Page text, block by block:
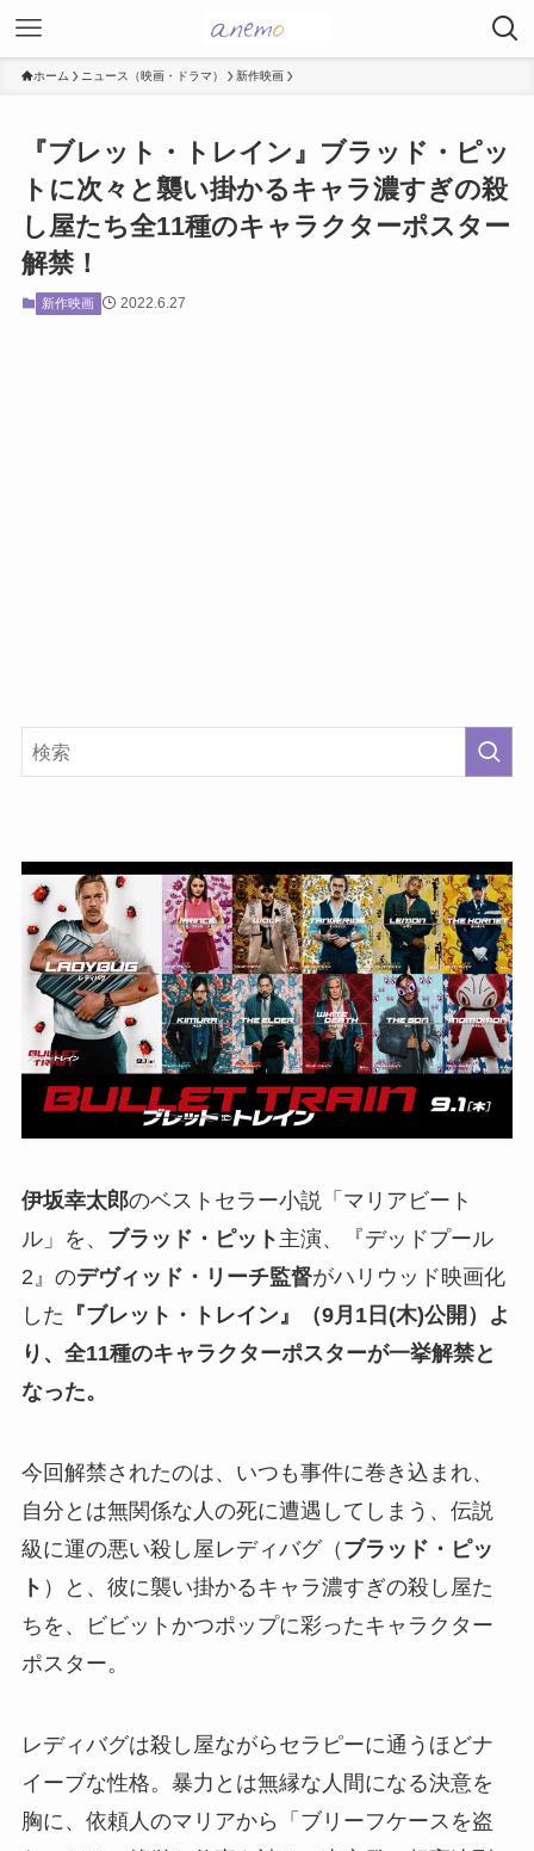
ホーム ニュース（映画・ドラマ） 新作映画
『ブレット・トレイン』ブラッド・ピッ
トに次々と襲い掛かるキャラ濃すぎの殺
し屋たち全11種のキャラクターポスター
解禁！
新作映画 2022.6.27
伊坂幸太郎のベストセラー小説「マリアビート
ル」を、 ブラッド・ピット 主演、『デッドプール
2』のデヴィッド・リーチ監督がハリウッド映画化
した 『ブレット・トレイン』（9月1日(木)公開）よ
り、全11種のキャラクターポスターが一挙解禁と
なった。
今回解禁されたのは、いつも事件に巻き込まれ、
自分とは無関係な人の死に遭遇してしまう、伝説
級に運の悪い殺し屋レディバグ（ ブラッド・ピッ
ト ）と、彼に襲い掛かるキャラ濃すぎの殺し屋た
ちを、ビビットかつポップに彩ったキャラクター
ポスター。
レディバグは殺し屋ながらセラピーに通うほどナ
イーブな性格。暴力とは無縁な人間になる決意を
胸に、依頼人のマリアから「ブリーフケースを盗